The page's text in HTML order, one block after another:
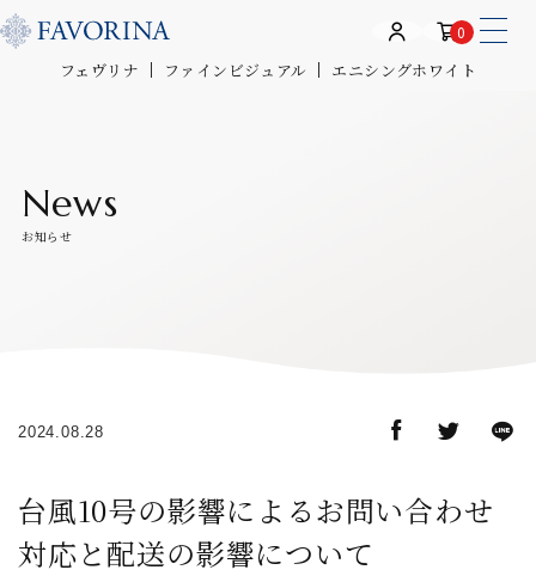
0
フェヴリナ ファインビジュアル エニシングホワイト
News
お知らせ
2024.08.28
台風10号の影響によるお問い合わせ
対応と配送の影響について